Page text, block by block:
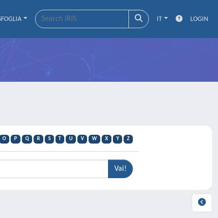
IT LOGIN
O P Q R S T U V W X Y Z